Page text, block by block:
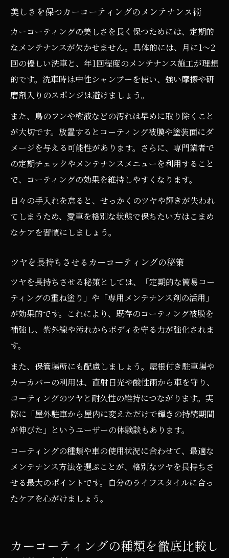
美しさを保つカーコーティングのメンテナンス術
カーコーティングの美しさを長く保つためには、定期的
なメンテナンスが欠かせません。具体的には、月に1～2
回の優しい洗車と、年1回程度のメンテナンス施工が理想
的です。洗車時は中性シャンプーを使い、強い摩擦や研
磨剤入りのスポンジは避けましょう。
また、鳥のフンや樹液などの汚れは早めに取り除くこと
が大切です。放置するとコーティング被膜や塗装面にダ
メージを与える可能性があります。さらに、専門業者で
の定期チェックやメンテナンスメニューを利用すること
で、コーティングの効果を維持しやすくなります。
日々の手入れを怠ると、せっかくのツヤや輝きが失われ
てしまうため、愛車を格別な状態で保ちたい方はこまめ
なケアを習慣にしましょう。
ツヤを長持ちさせるカーコーティングの秘策
ツヤを長持ちさせる秘策としては、「定期的な簡易コー
ティングの重ね塗り」や「専用メンテナンス剤の活用」
が効果的です。これにより、既存のコーティング被膜を
補強し、紫外線や汚れからボディを守る力が強化されま
す。
また、保管場所にも配慮しましょう。屋根付き駐車場や
カーカバーの利用は、直射日光や酸性雨から車を守り、
コーティングのツヤと耐久性の維持につながります。実
際に「屋外駐車から屋内に変えただけで輝きの持続期間
が伸びた」というユーザーの体験談もあります。
コーティングの種類や車の使用状況に合わせて、最適な
メンテナンス方法を選ぶことが、格別なツヤを長持ちさ
せる最大のポイントです。自分のライフスタイルに合っ
たケアを心がけましょう。
カーコーティングの種類を徹底比較し